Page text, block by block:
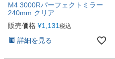
M4 3000Rパーフェクトミラー
240mm クリア
販売価格 ¥1,131 税込
詳細を見る